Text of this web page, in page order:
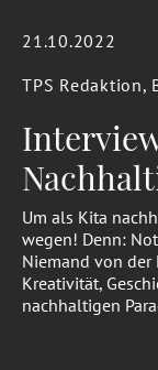
21.10.2022
TPS Redaktion,
Um als Kita
wegen! Denn:
Niemand von
Kreativität,
nachhaltigen